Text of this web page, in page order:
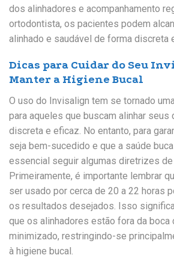
dos alinhadores e acompanhamento
ortodontista, os pacientes podem
alinhado e saudável de forma discreta
Dicas para Cuidar do Seu
Manter a Higiene Bucal
O uso do Invisalign tem se tornado
para aqueles que buscam alinhar
discreta e eficaz. No entanto, para
seja bem-sucedido e que a saúde
essencial seguir algumas diretrizes de
Primeiramente, é importante lembrar
ser usado por cerca de 20 a 22 horas
os resultados desejados. Isso
que os alinhadores estão fora da boca
minimizado, restringindo-se
à higiene bucal.